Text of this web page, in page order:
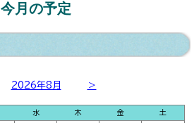
今月の予定
2026年8月 ＞
水 木 金 土